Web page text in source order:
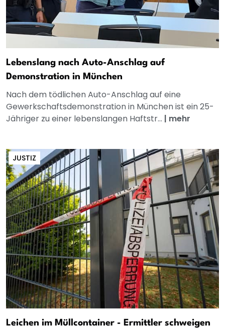
Lebenslang nach Auto-Anschlag auf
Demonstration in München
Nach dem tödlichen Auto-Anschlag auf eine
Gewerkschaftsdemonstration in München ist ein 25-
Jähriger zu einer lebenslangen Haftstr... | mehr
JUSTIZ
Leichen im Müllcontainer - Ermittler schweigen